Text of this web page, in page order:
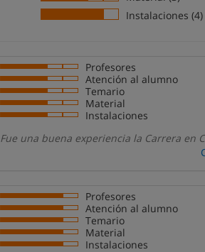
Instalaciones (4)
Profesores
Atención al alumno
Temario
Material
Instalaciones
Fue una buena experiencia la Carrera en
Profesores
Atención al alumno
Temario
Material
Instalaciones